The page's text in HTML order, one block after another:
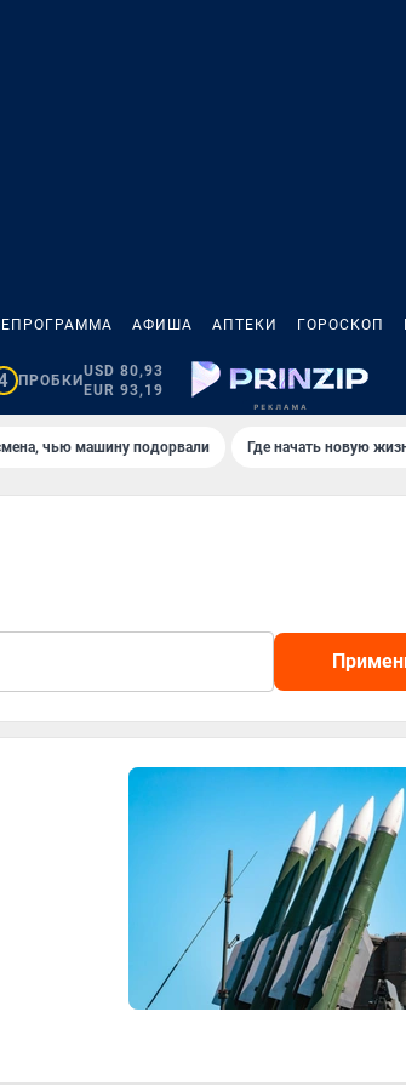
АФИША АПТЕКИ ГОРОСКОП
ПРОБКИ
USD 80,93
EUR 93,19
чью машину подорвали Где начать новую